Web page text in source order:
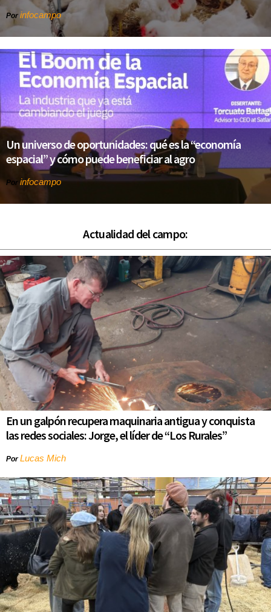
Por infocampo
Un universo de oportunidades: qué es la “economía
espacial” y cómo puede beneficiar al agro
Por infocampo
Actualidad del campo:
En un galpón recupera maquinaria antigua y conquista
las redes sociales: Jorge, el líder de “Los Rurales”
PorLucas Mich